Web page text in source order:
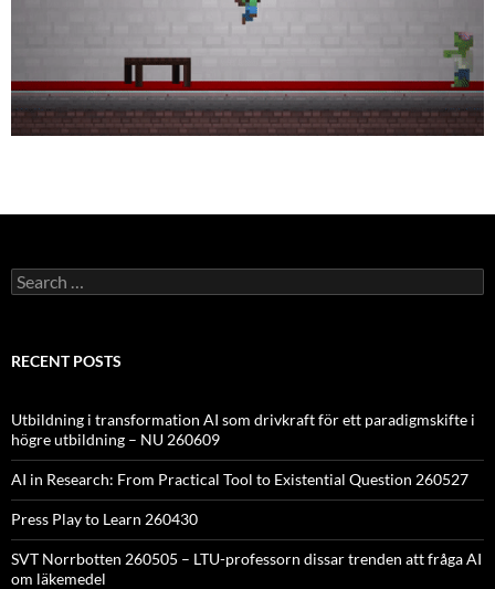
Search
for:
RECENT POSTS
Utbildning i transformation AI som drivkraft för ett paradigmskifte i
högre utbildning – NU 260609
AI in Research: From Practical Tool to Existential Question 260527
Press Play to Learn 260430
SVT Norrbotten 260505 – LTU-professorn dissar trenden att fråga AI
om läkemedel